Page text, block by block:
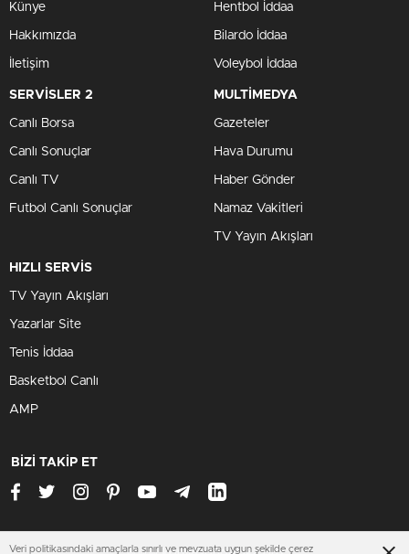
Künye
Hakkımızda
İletişim
Hentbol İddaa
Bilardo İddaa
Voleybol İddaa
SERVİSLER 2
Canlı Borsa
Canlı Sonuçlar
Canlı TV
Futbol Canlı Sonuçlar
MULTİMEDYA
Gazeteler
Hava Durumu
Haber Gönder
Namaz Vakitleri
TV Yayın Akışları
HIZLI SERVİS
TV Yayın Akışları
Yazarlar Site
Tenis İddaa
Basketbol Canlı
AMP
BİZİ TAKİP ET
Veri politikasındaki amaçlarla sınırlı ve mevzuata uygun şekilde çerez